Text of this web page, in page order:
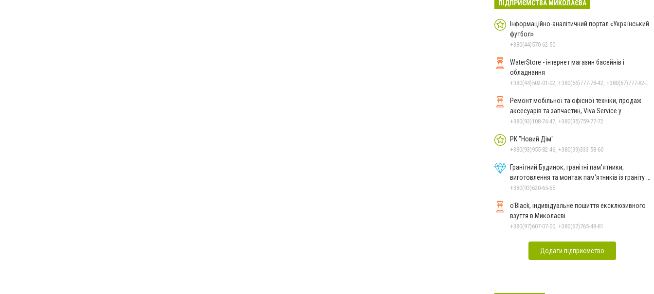
ПІДПРИЄМСТВА МИКОЛАЄВА
Інформаційно-аналітичний портал «Український
футбол»
+380(44)570-62-50
WaterStore - інтернет магазин басейнів і
обладнання
Ремонт мобільної та офісної техніки, продаж
аксесуарів та запчастин, Viva Service у
Миколаєві
+380(93)108-74-47, +380(95)759-77-72
РК "Новий Дім"
+380(93)955-82-46, +380(99)333-58-60
Гранітний Будинок, гранітні пам'ятники,
виготовлення та монтаж пам'ятників із граніту в
Миколаєві
+380(93)620-65-65
o'Black, індивідуальне пошиття ексклюзивного
взуття в Миколаєві
+380(97)607-07-00, +380(67)765-48-81
Додати підприємство